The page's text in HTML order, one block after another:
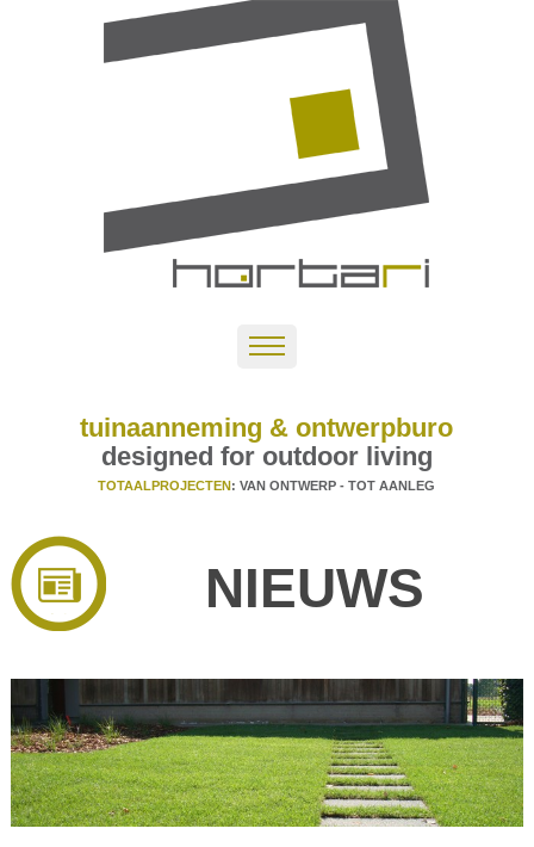
tuinaanneming & ontwerpburo
designed for outdoor living
TOTAALPROJECTEN: VAN ONTWERP - TOT AANLEG
NIEUWS